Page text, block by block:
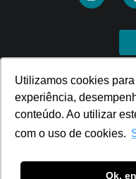
Utilizamos cookies
experiência,
conteúdo. Ao utilizar
com o uso de cookies.
Ok,
Utilizamos cookies
experiência,
conteúdo. Ao utilizar
com o uso de cookies.
Ok,